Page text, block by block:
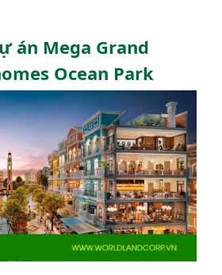
án Mega Grand
Ocean Park